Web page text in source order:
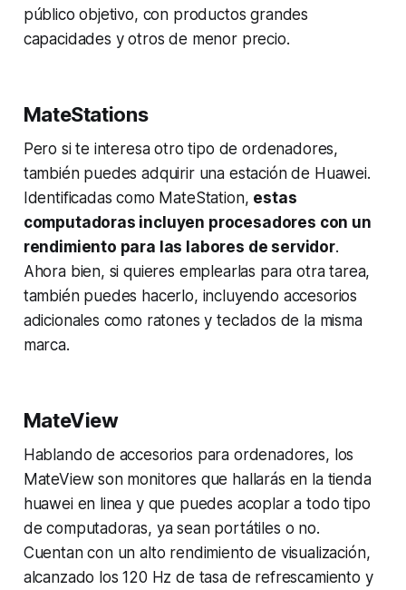
público objetivo, con productos grandes
capacidades y otros de menor precio.
MateStations
Pero si te interesa otro tipo de ordenadores,
también puedes adquirir una estación de Huawei.
Identificadas como MateStation, estas
computadoras incluyen procesadores con un
rendimiento para las labores de servidor.
Ahora bien, si quieres emplearlas para otra tarea,
también puedes hacerlo, incluyendo accesorios
adicionales como ratones y teclados de la misma
marca.
MateView
Hablando de accesorios para ordenadores, los
MateView son monitores que hallarás en la tienda
huawei en linea y que puedes acoplar a todo tipo
de computadoras, ya sean portátiles o no.
Cuentan con un alto rendimiento de visualización,
alcanzado los 120 Hz de tasa de refrescamiento y